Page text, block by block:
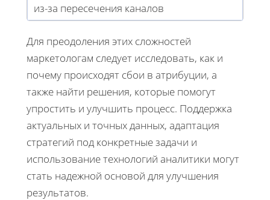
из-за пересечения каналов
Для преодоления этих сложностей
маркетологам следует исследовать, как и
почему происходят сбои в атрибуции, а
также найти решения, которые помогут
упростить и улучшить процесс. Поддержка
актуальных и точных данных, адаптация
стратегий под конкретные задачи и
использование технологий аналитики могут
стать надежной основой для улучшения
результатов.